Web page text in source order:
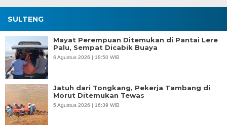
SULTENG
Mayat Perempuan Ditemukan di Pantai Lere
Palu, Sempat Dicabik Buaya
6 Agustus 2026 | 18:50 WIB
Jatuh dari Tongkang, Pekerja Tambang di
Morut Ditemukan Tewas
5 Agustus 2026 | 16:39 WIB